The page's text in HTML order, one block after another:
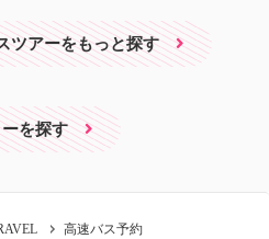
ツアーをもっと探す
を探す
高速バス予約